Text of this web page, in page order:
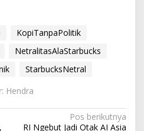
KopiTanpaPolitik
NetralitasAlaStarbucks
StarbucksNetral
Hendra
Pos berikutnya
RI Ngebut Jadi Otak AI Asia